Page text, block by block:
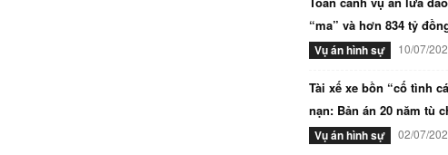
“ma” và hơn 834 tỷ
Vụ án hình sự 10/07/
Tài xế xe bồn “cố tình
nạn: Bản án 20 năm tù
Vụ án hình sự 02/07/